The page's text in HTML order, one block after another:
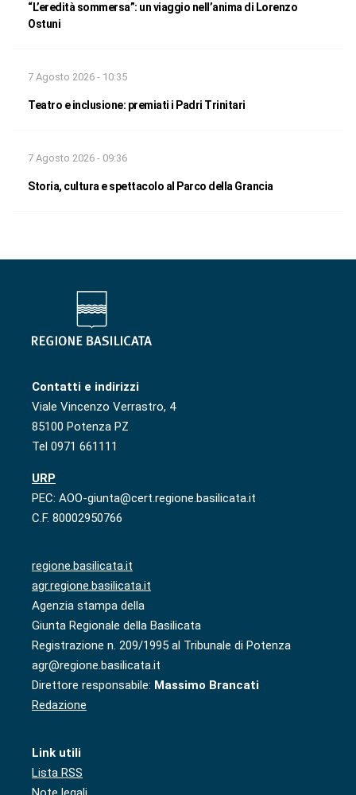
“L’eredità sommersa”: un viaggio nell’anima di Lorenzo
Ostuni
7 Agosto 2026 - 10:35
Teatro e inclusione: premiati i Padri Trinitari
7 Agosto 2026 - 09:36
Storia, cultura e spettacolo al Parco della Grancia
Contatti e indirizzi
Viale Vincenzo Verrastro, 4
85100 Potenza PZ
Tel 0971 661111
URP
PEC: AOO-giunta@cert.regione.basilicata.it
C.F. 80002950766
regione.basilicata.it
agr.regione.basilicata.it
Agenzia stampa della
Giunta Regionale della Basilicata
Registrazione n. 209/1995 al Tribunale di Potenza
agr@regione.basilicata.it
Direttore responsabile: Massimo Brancati
Redazione
Link utili
Lista RSS